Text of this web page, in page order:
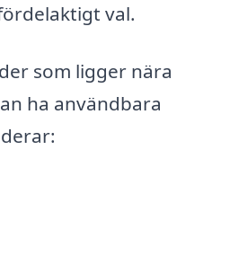
val.
som ligger nära
ha användbara